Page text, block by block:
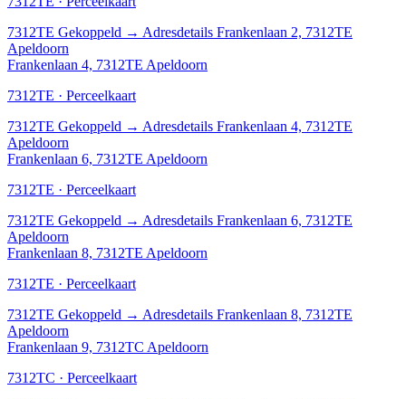
7312TE Gekoppeld → Adresdetails Frankenlaan 2, 7312TE
Apeldoorn
Frankenlaan 4, 7312TE Apeldoorn
7312TE · Perceelkaart
7312TE Gekoppeld → Adresdetails Frankenlaan 4, 7312TE
Apeldoorn
Frankenlaan 6, 7312TE Apeldoorn
7312TE · Perceelkaart
7312TE Gekoppeld → Adresdetails Frankenlaan 6, 7312TE
Apeldoorn
Frankenlaan 8, 7312TE Apeldoorn
7312TE · Perceelkaart
7312TE Gekoppeld → Adresdetails Frankenlaan 8, 7312TE
Apeldoorn
Frankenlaan 9, 7312TC Apeldoorn
7312TC · Perceelkaart